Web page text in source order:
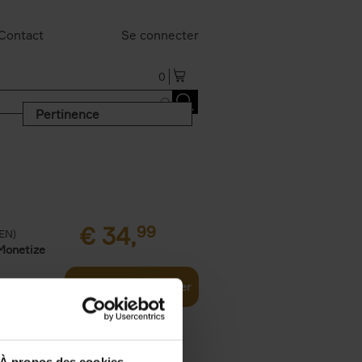
Se connecter
0
Pertinence
€ 34,99
Ajouter au panier